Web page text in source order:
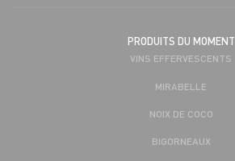
PRODUITS DU MOMENT
VINS EFFERVESCENTS
MIRABELLE
NOIX DE COCO
BIGORNEAUX